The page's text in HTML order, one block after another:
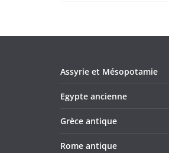
Assyrie et Mésopotamie
Egypte ancienne
Grèce antique
Rome antique